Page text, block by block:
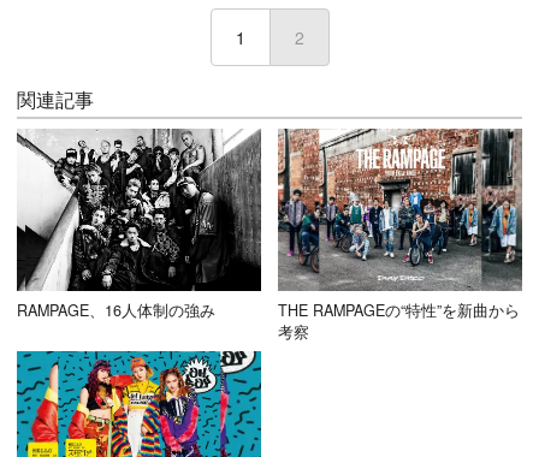
1 2
関連記事
RAMPAGE、16人体制の強み
THE RAMPAGEの“特性”を新曲から
考察